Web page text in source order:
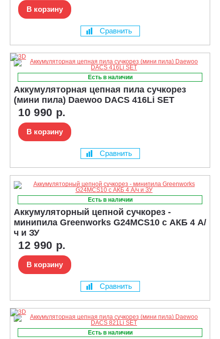
В корзину
Сравнить
Есть в наличии
Аккумуляторная цепная пила сучкорез
(мини пила) Daewoo DACS 416Li SET
10 990 р.
В корзину
Сравнить
Есть в наличии
Аккумуляторный цепной сучкорез -
минипила Greenworks G24MCS10 с АКБ 4 А/
ч и ЗУ
12 990 р.
В корзину
Сравнить
Есть в наличии